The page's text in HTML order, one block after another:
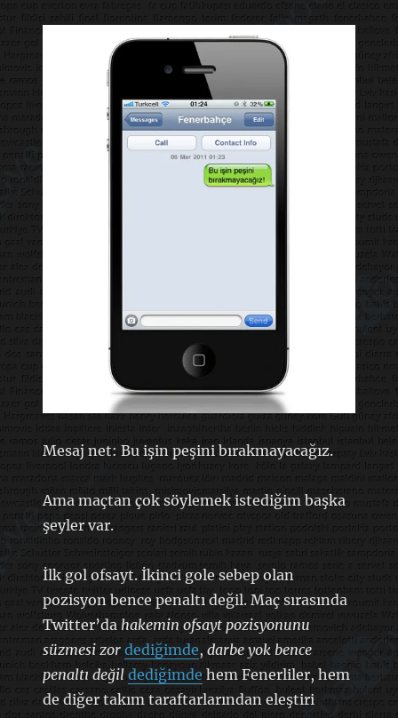
Mesaj net: Bu işin peşini bırakmayacağız.
Ama maçtan çok söylemek istediğim başka
şeyler var.
İlk gol ofsayt. İkinci gole sebep olan
pozisyon bence penaltı değil. Maç sırasında
Twitter’da hakemin ofsayt pozisyonunu
süzmesi zor dediğimde, darbe yok bence
penaltı değil dediğimdehem Fenerliler, hem
de diğer takım taraftarlarından eleştiri